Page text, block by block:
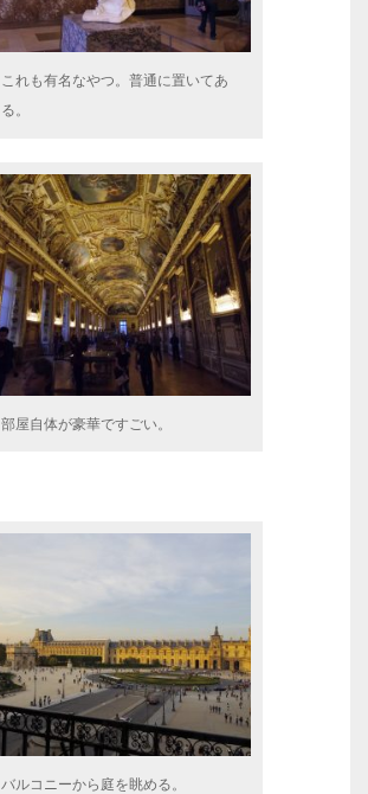
これも有名なやつ。普通に置いてあ
る。
部屋自体が豪華ですごい。
バルコニーから庭を眺める。